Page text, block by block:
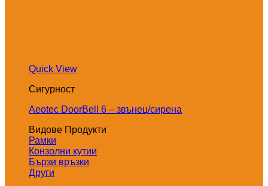
Quick View
Сигурност
Aeotec DoorBell 6 – звънец/сирена
Видове Продукти
Рамки
Конзолни кутии
Бързи връзки
Други